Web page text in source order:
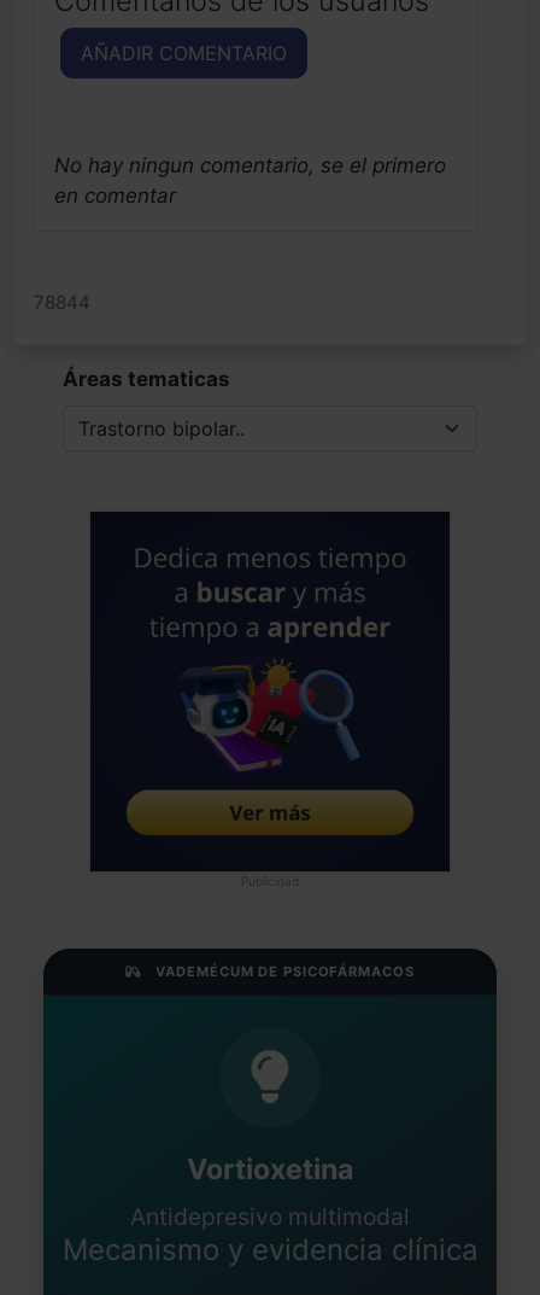
AÑADIR COMENTARIO
No hay ningun comentario, se el primero
en comentar
78844
Áreas tematicas
Publicidad
VADEMÉCUM DE PSICOFÁRMACOS
Vortioxetina
Antidepresivo multimodal
Mecanismo y evidencia clínica